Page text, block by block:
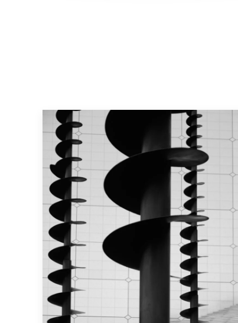
Paris la Défense
Tagsüber auf der abgewandten Seite des
Bogens Grande Arche. Fast keiner ist
unterwegs. Aber als ich die beiden sehe, die
Frau in hell, der Mann in Schwarz, passen sie
zu den schwarzen Säulen und der hellen
Fassade im Hintergrund. Ich warte und
„platziere“ sie zwischen den Säulen.